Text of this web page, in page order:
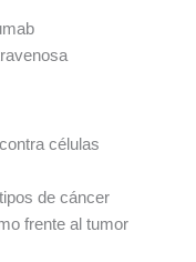
células
de cáncer
frente al tumor